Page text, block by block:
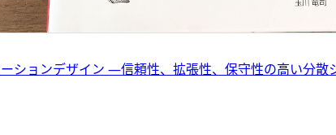
ションデザイン ―信頼性、拡張性、保守性の高い分散